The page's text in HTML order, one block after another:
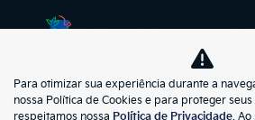
No trânsito, enxergar o
kiasunmotors
Para otimizar sua experiência durante a
nossa Política de Cookies e para proteger
respeitamos nossa Política de Privacidade. Ao